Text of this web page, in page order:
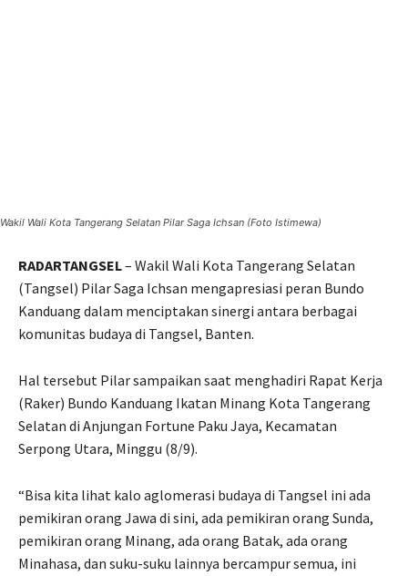
Wakil Wali Kota Tangerang Selatan Pilar Saga Ichsan (Foto Istimewa)
RADARTANGSEL– Wakil Wali Kota Tangerang Selatan
(Tangsel) Pilar Saga Ichsan mengapresiasi peran Bundo
Kanduang dalam menciptakan sinergi antara berbagai
komunitas budaya di Tangsel, Banten.
Hal tersebut Pilar sampaikan saat menghadiri Rapat Kerja
(Raker) Bundo Kanduang Ikatan Minang Kota Tangerang
Selatan di Anjungan Fortune Paku Jaya, Kecamatan
Serpong Utara, Minggu (8/9).
“Bisa kita lihat kalo aglomerasi budaya di Tangsel ini ada
pemikiran orang Jawa di sini, ada pemikiran orang Sunda,
pemikiran orang Minang, ada orang Batak, ada orang
Minahasa, dan suku-suku lainnya bercampur semua, ini